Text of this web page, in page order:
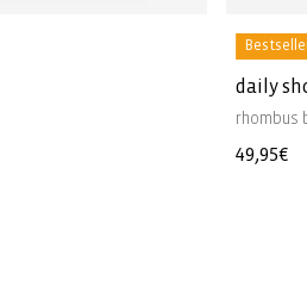
daily
rhombus
Prezzo
49,95€